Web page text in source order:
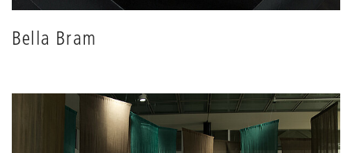
Bella Bram